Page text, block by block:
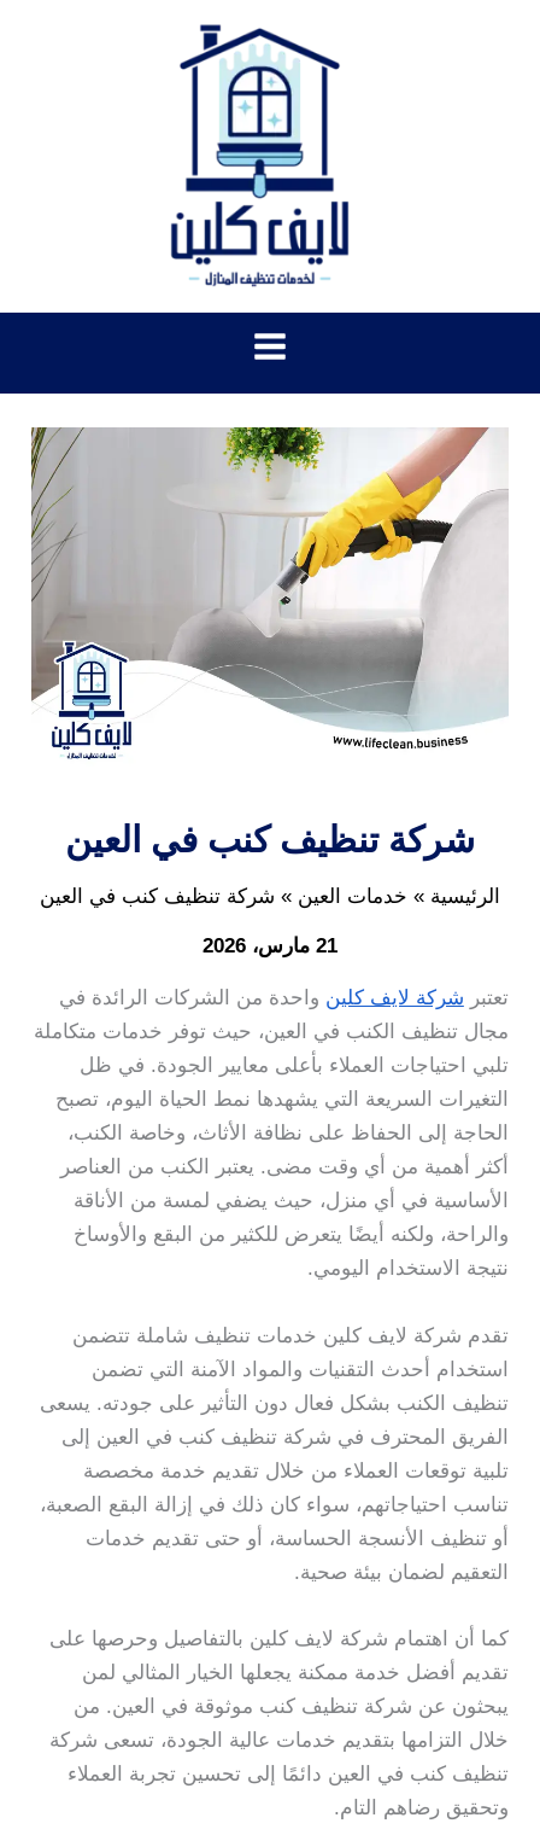
شركة تنظيف كنب في العين
الرئيسية خدمات العين شركة تنظيف كنب في العين
21 مارس، 2026
تعتبر شركة لايف كلين واحدة من الشركات الرائدة في
مجال تنظيف الكنب في العين، حيث توفر خدمات متكاملة
تلبي احتياجات العملاء بأعلى معايير الجودة. في ظل
التغيرات السريعة التي يشهدها نمط الحياة اليوم، تصبح
الحاجة إلى الحفاظ على نظافة الأثاث، وخاصة الكنب،
أكثر أهمية من أي وقت مضى. يعتبر الكنب من العناصر
الأساسية في أي منزل، حيث يضفي لمسة من الأناقة
والراحة، ولكنه أيضًا يتعرض للكثير من البقع والأوساخ
نتيجة الاستخدام اليومي.
تقدم شركة لايف كلين خدمات تنظيف شاملة تتضمن
استخدام أحدث التقنيات والمواد الآمنة التي تضمن
تنظيف الكنب بشكل فعال دون التأثير على جودته. يسعى
الفريق المحترف في شركة تنظيف كنب في العين إلى
تلبية توقعات العملاء من خلال تقديم خدمة مخصصة
تناسب احتياجاتهم، سواء كان ذلك في إزالة البقع الصعبة،
أو تنظيف الأنسجة الحساسة، أو حتى تقديم خدمات
التعقيم لضمان بيئة صحية.
كما أن اهتمام شركة لايف كلين بالتفاصيل وحرصها على
تقديم أفضل خدمة ممكنة يجعلها الخيار المثالي لمن
يبحثون عن شركة تنظيف كنب موثوقة في العين. من
خلال التزامها بتقديم خدمات عالية الجودة، تسعى شركة
تنظيف كنب في العين دائمًا إلى تحسين تجربة العملاء
وتحقيق رضاهم التام.